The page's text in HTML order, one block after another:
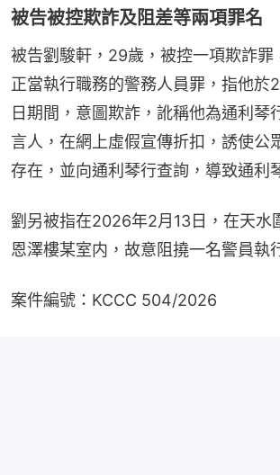
被告被控欺詐及阻差等兩項罪名
被告劉駿軒，29歲，被控一項欺詐罪
正當執行職務的警務人員罪，指他於
日期間，意圖欺詐，訛稱他為通利琴
言人，在網上虛假宣傳折扣，誘使公
存在，並向通利琴行查詢，導致通利
劉另被指在2026年2月13日，在天水
恩澤樓某室内，故意阻撓一名警員執
案件編號：KCCC 504/2026